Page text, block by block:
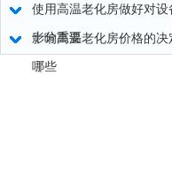
使用高温老化房做好对设
十分重要
影响高温老化房价格的决
哪些